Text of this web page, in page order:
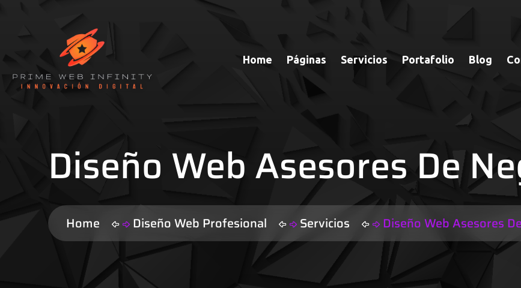
Home Páginas Servicios Portafolio Blog
Diseño Web Asesores De
Home Diseño Web Profesional Servicios Diseño Web Asesores